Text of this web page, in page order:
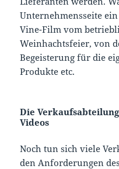
Unternehmensseite
Vine-Film vom
Weinhachtsfeier, von
Begeisterung für die
Produkte etc.
Die
Videos
Noch tun sich viele
den Anforderungen